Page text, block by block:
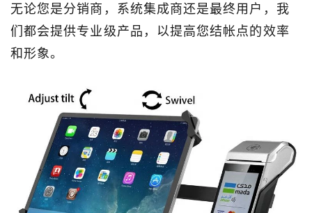
无论您是分销商，系统集成商还是最终用户，我
们都会提供专业级产品，以提高您结帐点的效率
和形象。